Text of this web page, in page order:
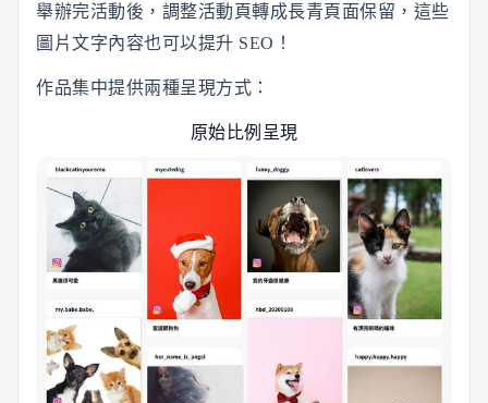
舉辦完活動後，調整活動頁轉成長青頁面保留，這些
圖片文字內容也可以提升 SEO！
作品集中提供兩種呈現方式：
原始比例呈現